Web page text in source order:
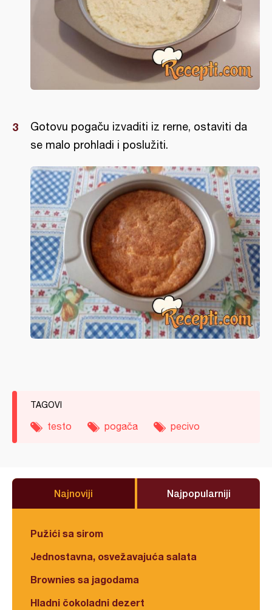
Gotovu pogaču izvaditi iz rerne, ostaviti da
se malo prohladi i poslužiti.
TAGOVI
testo pogača pecivo
Najnoviji Najpopularniji
Pužići sa sirom
Jednostavna, osvežavajuća salata
Brownies sa jagodama
Hladni čokoladni dezert